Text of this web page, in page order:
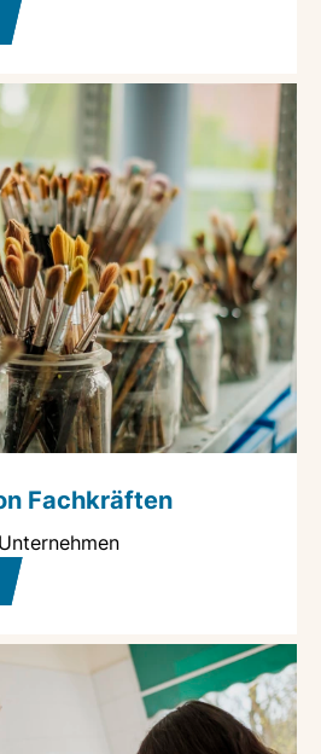
Fachkräften